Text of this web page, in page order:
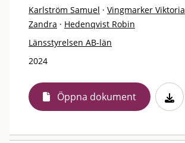
Karlström Samuel · Vingmarker Viktoria
Zandra · Hedenqvist Robin
Länsstyrelsen AB-län
2024
Öppna dokument